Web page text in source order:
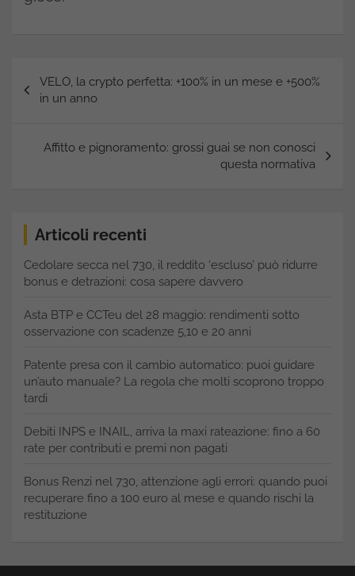
articoli
VELO, la crypto perfetta: +100% in un mese e +500%
in un anno
Affitto e pignoramento: grossi guai se non conosci
questa normativa
Articoli recenti
Cedolare secca nel 730, il reddito ‘escluso’ può ridurre
bonus e detrazioni: cosa sapere davvero
Asta BTP e CCTeu del 28 maggio: rendimenti sotto
osservazione con scadenze 5,10 e 20 anni
Patente presa con il cambio automatico: puoi guidare
un’auto manuale? La regola che molti scoprono troppo
tardi
Debiti INPS e INAIL, arriva la maxi rateazione: fino a 60
rate per contributi e premi non pagati
Bonus Renzi nel 730, attenzione agli errori: quando puoi
recuperare fino a 100 euro al mese e quando rischi la
restituzione